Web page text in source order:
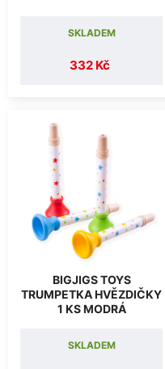
332 Kč
SKLADEM
BIGJIGS TOYS
TRUMPETKA HVĚZDIČKY
1 KS MODRÁ
SKLADEM